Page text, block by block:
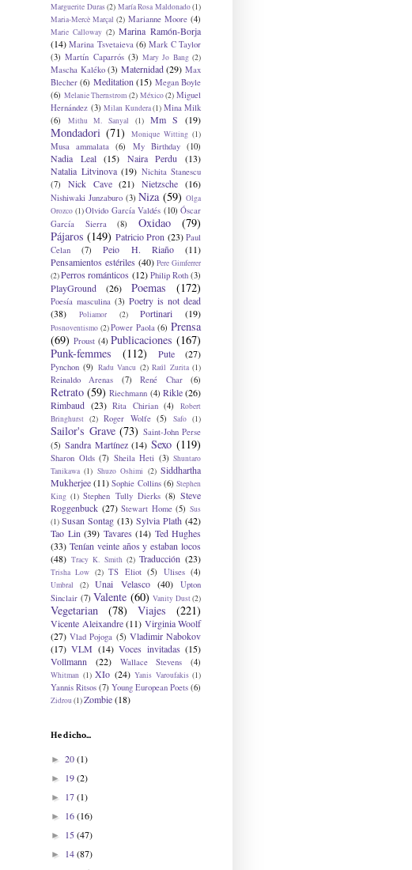
Marguerite Duras(2) María Rosa Maldonado(1)
Maria-Mercè Marçal (2) Marianne Moore (4)
Marie Calloway (2) Marina Ramón-Borja
(14) Marina Tsvetaieva (6) Mark C Taylor
(3) Martín Caparrós (3) Mary Jo Bang (2)
Mascha Kaléko (3) Maternidad (29) Max
Blecher (6) Meditation (15) Megan Boyle
(6) Melanie Thernstrom (2) México (2) Miguel
Hernández (3) Milan Kundera(1) Mina Milk
(6)
Mithu M. Sanyal (1) Mm S (19)
Mondadori (71) Monique Witting (1)
Musa ammalata (6) My Birthday (10)
Nadia Leal (15) Naira Perdu
(13)
Natalia Litvinova (19) Nichita Stanescu
(7)
Nick Cave (21) Nietzsche (16)
Nishiwaki Junzaburo (3) Niza (59) Olga
Orozco (1)Olvido García Valdés (10) Óscar
García Sierra
(8) Oxidao
(79)
Pájaros (149) Patricio Pron (23) Paul
Celan
(7) Peio H. Riaño
(11)
Pensamientos estériles (40) Pere Gimferrer
(2)Perros románticos (12) Philip Roth (3)
PlayGround (26) Poemas (172)
Poesía masculina (3) Poetry is not dead
(38)
Poliamor (2) Portinari (19)
Posnoventismo (2) Power Paola (6) Prensa
(69) Proust (4) Publicaciones (167)
Punk-femmes
(112) Pute (27)
Pynchon (9) Radu Vancu (2) Raúl Zurita (1)
Reinaldo Arenas (7) René Char (6)
Retrato (59) Riechmann (4) Rikle (26)
Rimbaud (23) Rita Chirian (4)
Robert
Bringhurst (2) Roger Wolfe (5) Safo (1)
Sailor's Grave (73) Saint-John Perse
(5) Sandra Martínez (14) Sexo (119)
Sharon Olds (7) Sheila Heti (3) Shuntaro
Tanikawa (1) Shuzo Oshimi (2) Siddhartha
Mukherjee (11) Sophie Collins (6) Stephen
King (1) Stephen Tully Dierks (8) Steve
Roggenbuck (27) Stewart Home (5) Sus
(1) Susan Sontag (13) Sylvia Plath (42)
Tao Lin (39) Tavares (14) Ted Hughes
(33) Tenían veinte años y estaban locos
(48) Tracy K. Smith (2) Traducción (23)
Trisha Low (2) TS Eliot (5) Ulises (4)
Umbral (2) Unai Velasco (40)
Upton
Sinclair (7) Valente (60) Vanity Dust(2)
Vegetarian (78) Viajes (221)
Vicente Aleixandre (11) Virginia Woolf
(27) Vlad Pojoga (5) Vladimir Nabokov
(17) VLM (14) Voces invitadas (15)
Vollmann
(22) Wallace Stevens (4)
Whitman (1) XIo (24) Yanis Varoufakis (1)
Yannis Ritsos (7) Young European Poets (6)
Zidrou(1)Zombie(18)
He dicho...
► 20(1)
► 19(2)
► 17(1)
► 16(16)
► 15(47)
► 14(87)